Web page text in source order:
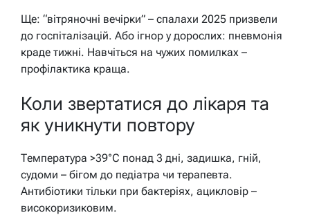
Ще: “вітряночні вечірки” – спалахи 2025 призвели
до госпіталізацій. Або ігнор у дорослих: пневмонія
краде тижні. Навчіться на чужих помилках –
профілактика краща.
Коли звертатися до лікаря та
як уникнути повтору
Температура >39°C понад 3 дні, задишка, гній,
судоми – бігом до педіатра чи терапевта.
Антибіотики тільки при бактеріях, ацикловір –
високоризиковим.